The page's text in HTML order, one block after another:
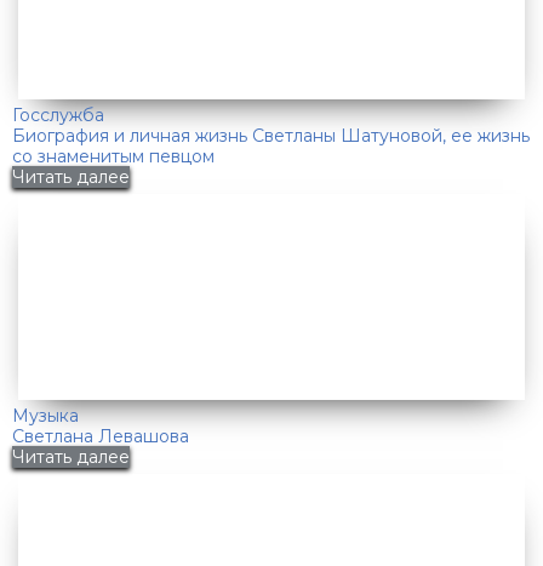
Госслужба
Биография и личная жизнь Светланы Шатуновой, ее жизнь
со знаменитым певцом
Читать далее
Музыка
Светлана Левашова
Читать далее